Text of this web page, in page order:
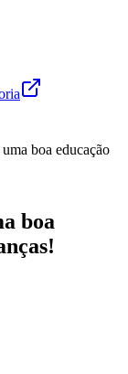
boa educação
boa